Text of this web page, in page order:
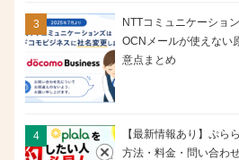
NTTコミュニケーショ
OCNメールが使えない
意点まとめ
【最新情報あり】ぷら
方法・料金・問い合わ